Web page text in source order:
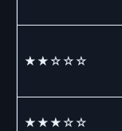
★★☆☆☆
★★★☆☆